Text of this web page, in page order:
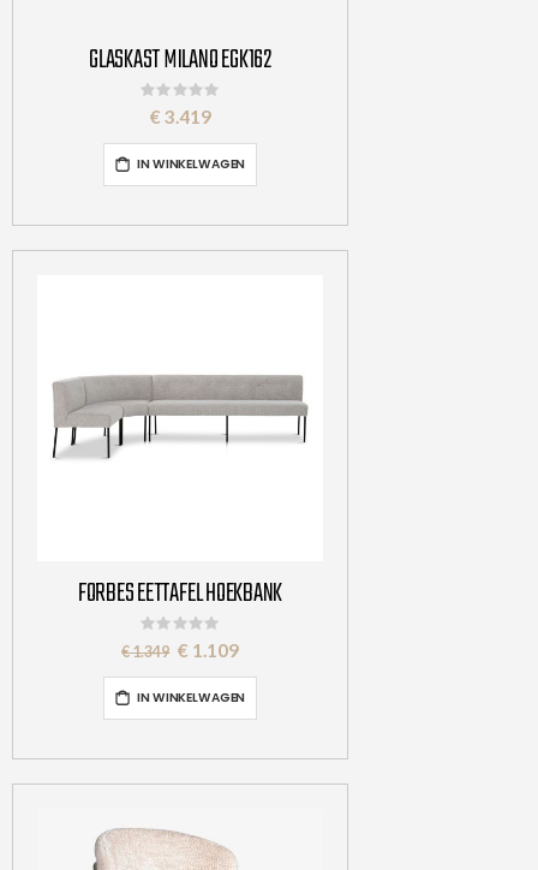
GLASKAST MILANO EGK162
Rating:
0%
€ 3.419
IN WINKELWAGEN
FORBES EETTAFEL HOEKBANK
Rating:
0%
€ 1.349 Special
Price
€ 1.109
IN WINKELWAGEN